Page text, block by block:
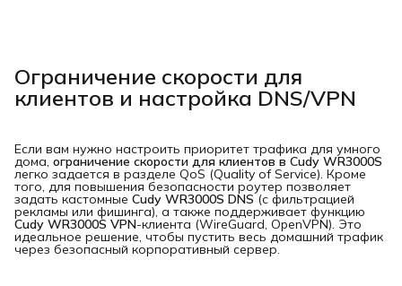
Ограничение скорости для
клиентов и настройка DNS/VPN
Если вам нужно настроить приоритет трафика для умного
дома, ограничение скорости для клиентов в Cudy WR3000S
легко задается в разделе QoS (Quality of Service). Кроме
того, для повышения безопасности роутер позволяет
задать кастомные Cudy WR3000S DNS(с фильтрацией
рекламы или фишинга), а также поддерживает функцию
Cudy WR3000S VPN-клиента (WireGuard, OpenVPN). Это
идеальное решение, чтобы пустить весь домашний трафик
через безопасный корпоративный сервер.